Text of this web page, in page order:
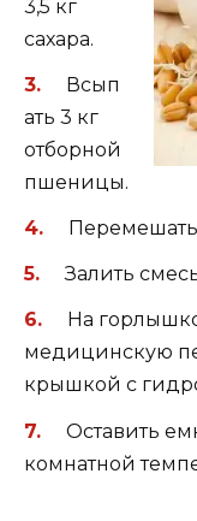
3,5 кг
сахара.
Всып
ать 3 кг
отборной
пшеницы.
Залить
На
медицинскую
крышкой с
Оставить
комнатной